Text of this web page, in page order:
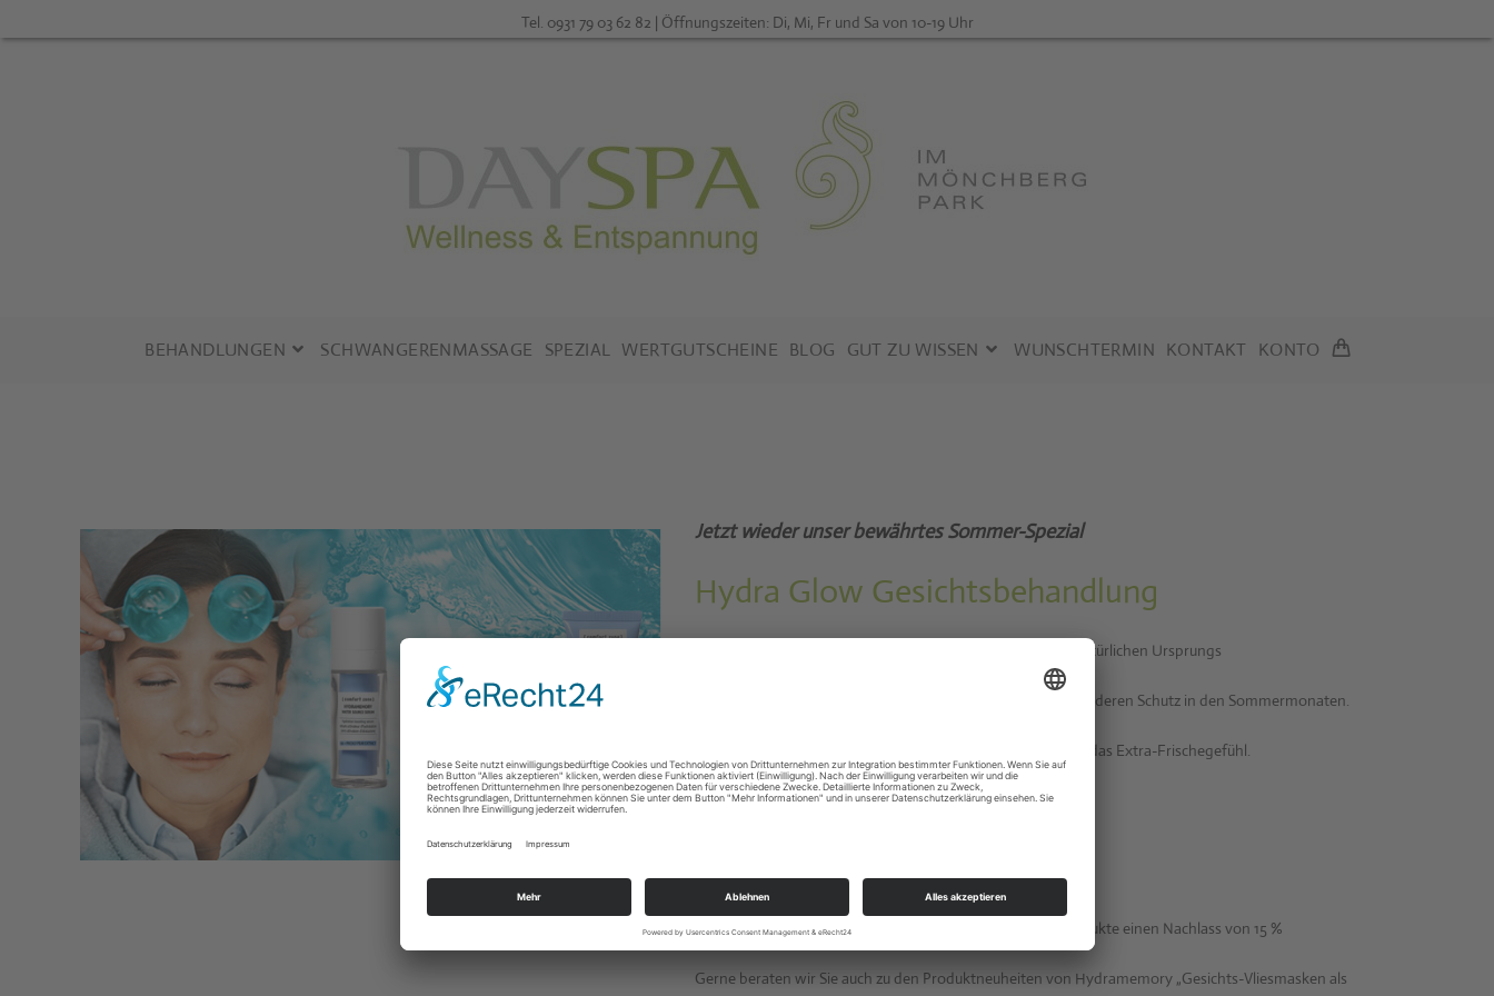
Inhalt
Tel. 0931 79 03 62 82 | Öffnungszeiten: Di, Mi, Fr und Sa von 10-19 Uhr
BEHANDLUNGEN SCHWANGERENMASSAGE SPEZIAL WERTGUTSCHEINE BLOG GUT ZU WISSEN WUNSCHTERMIN KONTAKT KONTO
Jetzt wieder unser bewährtes Sommer-Spezial
Hydra Glow Gesichtsbehandlung
Feuchtigkeitspflege mit hochkonzentrierten Wirkstoffen natürlichen Ursprungs
Geben Sie Ihrer Haut intensive Feuchtigkeit und einen besonderen Schutz in den Sommermonaten.
Kühlende Gesichtsglaskugeln als Massagetool geben Ihnen das Extra-Frischegefühl.
Verwöhnzeit
Dieses Angebot ist bis 31. August 2026 erhältlich
Mit Buchung erhalten Sie auf alle Hydramemory-Pflegeprodukte einen Nachlass von 15 %
Gerne beraten wir Sie auch zu den Produktneuheiten von Hydramemory „Gesichts-Vliesmasken als